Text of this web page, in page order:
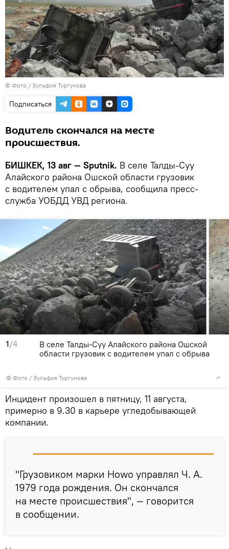
© Фото / Зульфия Тургунова
Подписаться
Водитель скончался на месте
происшествия.
БИШКЕК, 13 авг — Sputnik. В селе Талды-Суу
Алайского района Ошской области грузовик
с водителем упал с обрыва, сообщила пресс-
служба УОБДД УВД региона.
1/4
© Фото / Зульфия Тургунова
В селе Талды-Суу Алайского района Ошской
области грузовик с водителем упал с обрыва
Инцидент произошел в пятницу, 11 августа,
примерно в 9.30 в карьере угледобывающей
компании.
"Грузовиком марки Howo управлял Ч. А.
1979 года рождения. Он скончался
на месте происшествия", — говорится
в сообщении.